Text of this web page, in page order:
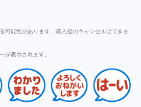
可能性があります。購入後のキャンセルはできま
が表示されます。